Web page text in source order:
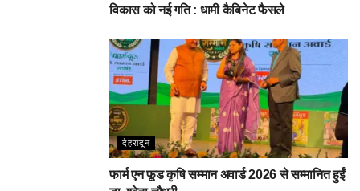
विकास को नई गति : धामी कैबिनेट फैसले
देहरादून
फार्म एन फूड कृषि सम्मान अवार्ड 2026 से सम्मानित हुईं